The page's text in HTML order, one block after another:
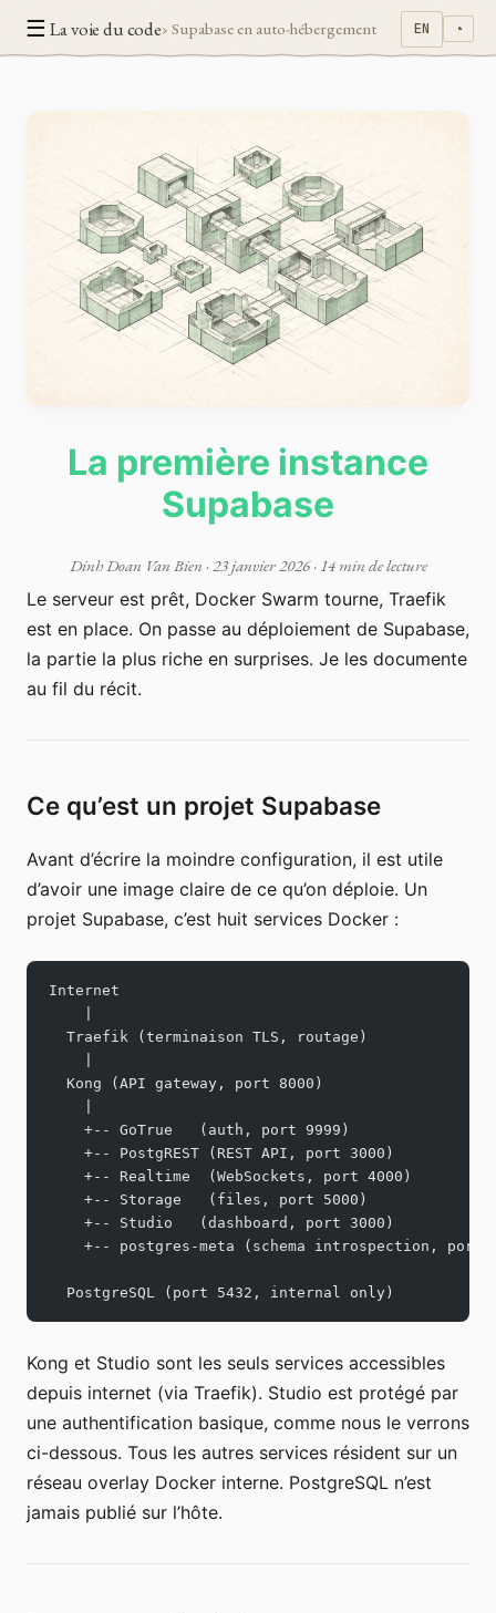
☰ La voie du code› Supabase en auto-hébergement EN ◔
La première instance
Supabase
Dinh Doan Van Bien ·23 janvier 2026· 14 min de lecture
Le serveur est prêt, Docker Swarm tourne, Traefik
est en place. On passe au déploiement de Supabase,
la partie la plus riche en surprises. Je les documente
au fil du récit.
Ce qu’est un projet Supabase
Avant d’écrire la moindre configuration, il est utile
d’avoir une image claire de ce qu’on déploie. Un
projet Supabase, c’est huit services Docker :
Internet
  Traefik (terminaison TLS, routage)
  Kong (API gateway, port 8000)
    +-- GoTrue   (auth, port 9999)
    +-- PostgREST (REST API, port 3000)
    +-- Realtime  (WebSockets, port 4000)
    +-- Storage   (files, port 5000)
    +-- Studio   (dashboard, port 3000)
+-- postgres-meta (schema introspection, port
  PostgreSQL (port 5432, internal only)
Kong et Studio sont les seuls services accessibles
depuis internet (via Traefik). Studio est protégé par
une authentification basique, comme nous le verrons
ci-dessous. Tous les autres services résident sur un
réseau overlay Docker interne. PostgreSQL n’est
jamais publié sur l’hôte.